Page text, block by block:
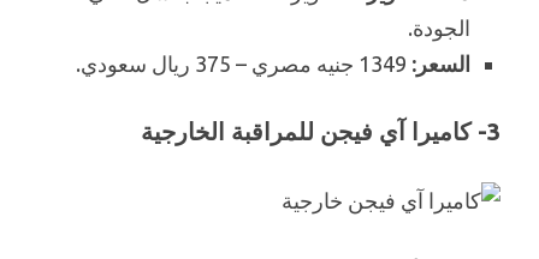
الجودة.
السعر:
3- كاميرا آي فيجن للمراقبة الخارجية